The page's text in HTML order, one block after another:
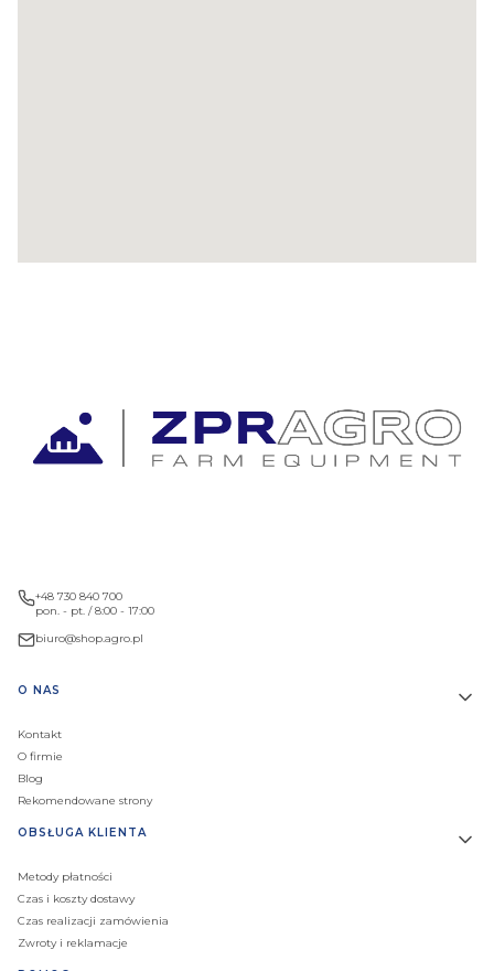
+48 730 840 700
pon. - pt. / 8:00 - 17:00
biuro@shop.agro.pl
Linki w stopce
O NAS
Kontakt
O firmie
Blog
Rekomendowane strony
OBSŁUGA KLIENTA
Metody płatności
Czas i koszty dostawy
Czas realizacji zamówienia
Zwroty i reklamacje